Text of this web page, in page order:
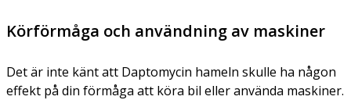
Körförmåga och användning av maskiner
Det är inte känt att Daptomycin hameln skulle ha någon
effekt på din förmåga att köra bil eller använda maskiner.